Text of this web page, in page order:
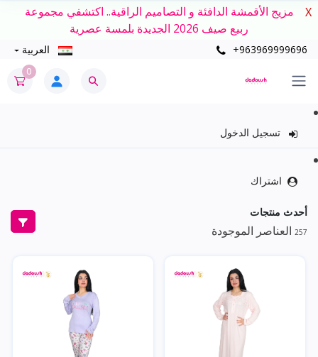
مزيج الأقمشة الدافئة و التصاميم الراقية.. اكتشفي مجموعة
ربيع صيف 2026 الجديدة بلمسة عصرية
X
+963969999696 العربية
0
تسجيل الدخول
اشتراك
أحدث منتجات
257 العناصر الموجودة